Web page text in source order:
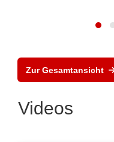
Zur Gesamtansicht
Videos